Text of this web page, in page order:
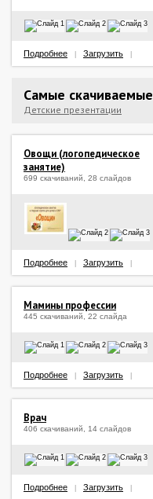
Подробнее Загрузить
Самые скачиваемые
Детские презентации
Овощи (логопедическое
занятие)
699 скачиваний, 28 слайдов
Подробнее Загрузить
Мамины профессии
445 скачиваний, 22 слайда
Подробнее Загрузить
Врач
406 скачиваний, 14 слайдов
Подробнее Загрузить